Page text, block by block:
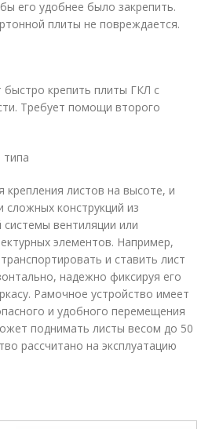
его удобнее было закрепить.
плиты не повреждается.
быстро крепить плиты ГКЛ с
Требует помощи второго
крепления листов на высоте, и
сложных конструкций из
системы вентиляции или
элементов. Например,
и ставить лист
надежно фиксируя его
Рамочное устройство имеет
и удобного перемещения
поднимать листы весом до 50
рассчитано на эксплуатацию